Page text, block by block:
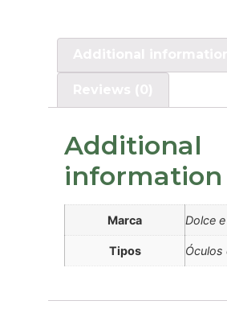
Additional
information
Marca Dolce
Tipos Óculos